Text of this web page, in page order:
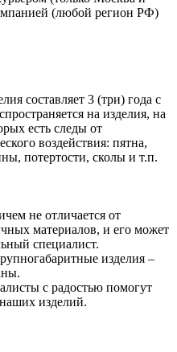
(любой регион РФ)
составляет 3 (три) года с
на изделия, на
есть следы от
воздействия: пятна,
потертости, сколы и т.п.
не отличается от
материалов, и его может
специалист.
изделия –
с радостью помогут
изделий.